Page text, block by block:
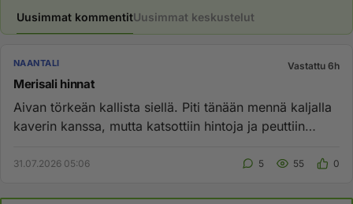
Uusimmat kommentitUusimmat keskustelut
NAANTALI Vastattu 6h
Merisali hinnat
Aivan törkeän kallista siellä. Piti tänään mennä kaljalla
kaverin kanssa, mutta katsottiin hintoja ja peuttiin
31.07.2026 05:06 5 55 0